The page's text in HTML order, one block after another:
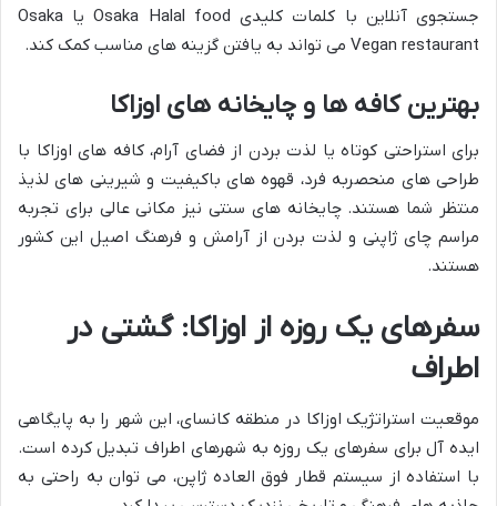
جستجوی آنلاین با کلمات کلیدی Osaka Halal food یا Osaka
Vegan restaurant می تواند به یافتن گزینه های مناسب کمک کند.
بهترین کافه ها و چایخانه های اوزاکا
برای استراحتی کوتاه یا لذت بردن از فضای آرام، کافه های اوزاکا با
طراحی های منحصربه فرد، قهوه های باکیفیت و شیرینی های لذیذ
منتظر شما هستند. چایخانه های سنتی نیز مکانی عالی برای تجربه
مراسم چای ژاپنی و لذت بردن از آرامش و فرهنگ اصیل این کشور
هستند.
سفرهای یک روزه از اوزاکا: گشتی در
اطراف
موقعیت استراتژیک اوزاکا در منطقه کانسای، این شهر را به پایگاهی
ایده آل برای سفرهای یک روزه به شهرهای اطراف تبدیل کرده است.
با استفاده از سیستم قطار فوق العاده ژاپن، می توان به راحتی به